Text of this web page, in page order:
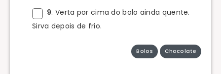
9. Verta por cima do bolo ainda quente.
Sirva depois de frio.
Bolos Chocolate